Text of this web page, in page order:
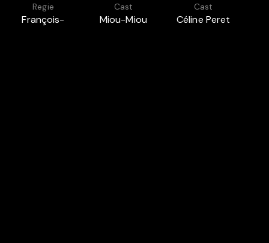
Regie
François-
Cast
Miou-Miou
Cast
Céline Peret